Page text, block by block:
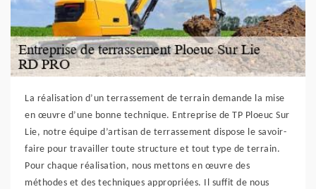
La réalisation d’un terrassement de terrain demande la mise
en œuvre d’une bonne technique. Entreprise de TP Ploeuc Sur
Lie, notre équipe d’artisan de terrassement dispose le savoir-
faire pour travailler toute structure et tout type de terrain.
Pour chaque réalisation, nous mettons en œuvre des
méthodes et des techniques appropriées. Il suffit de nous